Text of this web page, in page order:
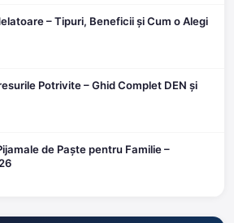
– Tipuri, Beneficii și Cum o Alegi
Potrivite – Ghid Complet DEN și
de Paște pentru Familie –